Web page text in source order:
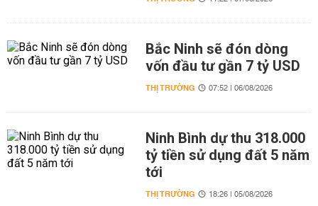
Bắc Ninh sẽ đón dòng
vốn đầu tư gần 7 tỷ USD
THỊ TRƯỜNG 07:52 | 06/08/2026
Ninh Bình dự thu 318.000
tỷ tiền sử dụng đất 5 năm
tới
THỊ TRƯỜNG 18:26 | 05/08/2026